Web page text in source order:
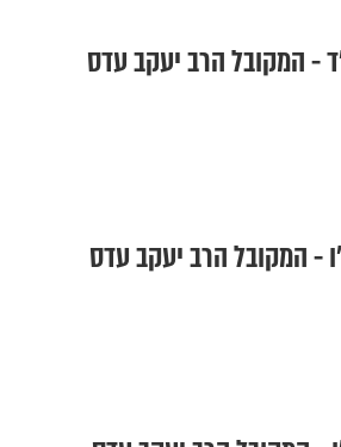
- המקובל הרב יעקב עדס
- המקובל הרב יעקב עדס